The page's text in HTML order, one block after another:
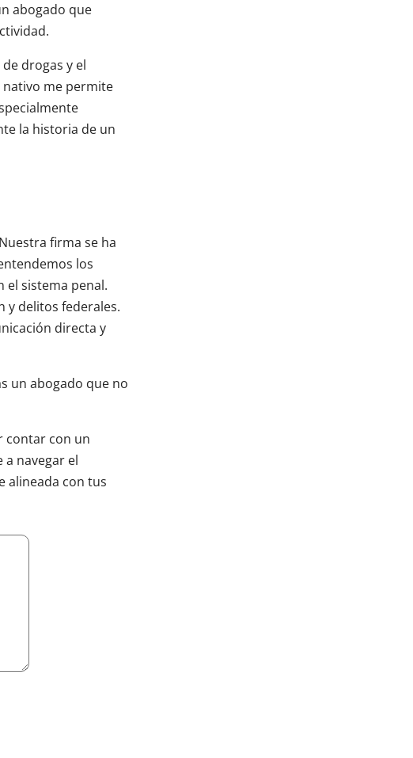
abogado que
drogas y el
me permite
la historia de un
firma se ha
los
el sistema penal.
y delitos federales.
directa y
un abogado que no
contar con un
navegar el
alineada con tus